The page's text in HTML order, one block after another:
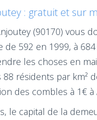
: gratuit et sur
(90170) vous
de 592 en 1999, à
les choses en
88 résidents par
des combles à 1€ à
le capital de la